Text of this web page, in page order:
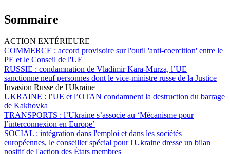
Sommaire
ACTION EXTÉRIEURE
COMMERCE : accord provisoire sur l'outil 'anti-coercition' entre le
PE et le Conseil de l'UE
RUSSIE : condamnation de Vladimir Kara-Murza, l’UE
sanctionne neuf personnes dont le vice-ministre russe de la Justice
Invasion Russe de l'Ukraine
UKRAINE : l’UE et l’OTAN condamnent la destruction du barrage
de Kakhovka
TRANSPORTS : l’Ukraine s’associe au ‘Mécanisme pour
l’interconnexion en Europe’
SOCIAL : intégration dans l'emploi et dans les sociétés
européennes, le conseiller spécial pour l'Ukraine dresse un bilan
positif de l'action des États membres